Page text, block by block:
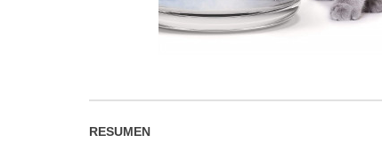
RESUMEN